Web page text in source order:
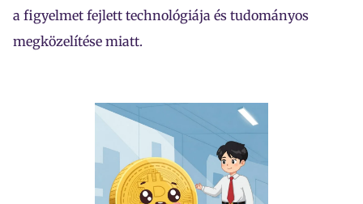
a figyelmet fejlett technológiája és tudományos
megközelítése miatt.